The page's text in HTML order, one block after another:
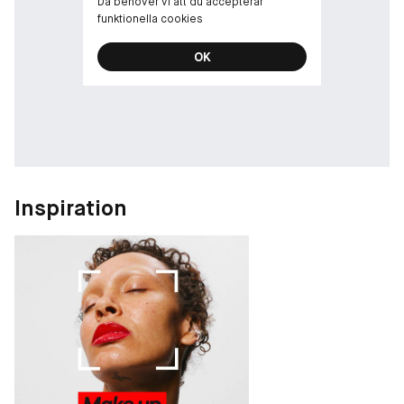
funktionella cookies
OK
Inspiration